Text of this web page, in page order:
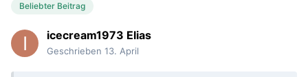
Beliebter Beitrag
icecream1973 Elias
Geschrieben 13. April